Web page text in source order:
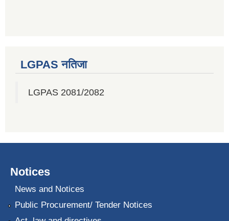
LGPAS नतिजा
LGPAS 2081/2082
Notices
News and Notices
Public Procurement/ Tender Notices